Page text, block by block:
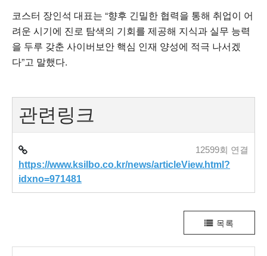
코스터 장인석 대표는 “향후 긴밀한 협력을 통해 취업이 어
려운 시기에 진로 탐색의 기회를 제공해 지식과 실무 능력
을 두루 갖춘 사이버보안 핵심 인재 양성에 적극 나서겠
다”고 말했다.
관련링크
https://www.ksilbo.co.kr/news/articleView.html?
idxno=971481
12599회 연결
목록